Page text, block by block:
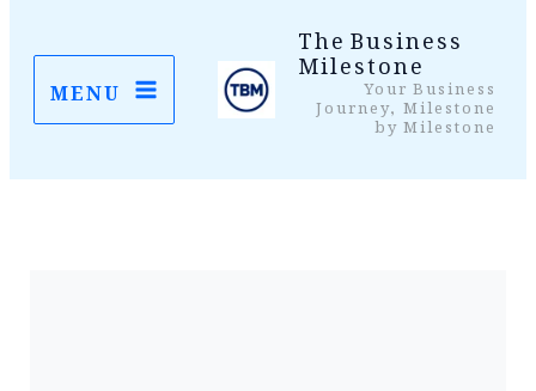
جائیں۔
The Business
MilestoneYour Business
Journey, Milestone
by Milestone
MENU